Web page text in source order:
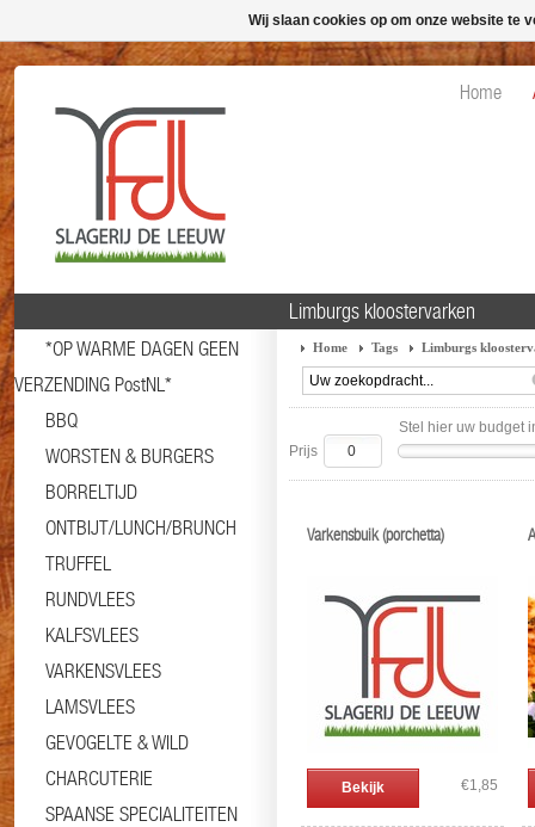
Home
*OP WARME DAGEN GEEN
VERZENDING PostNL*
BBQ
WORSTEN & BURGERS
BORRELTIJD
ONTBIJT/LUNCH/BRUNCH
TRUFFEL
RUNDVLEES
KALFSVLEES
VARKENSVLEES
LAMSVLEES
GEVOGELTE & WILD
CHARCUTERIE
SPAANSE SPECIALITEITEN
Limburgs kloostervarken
Home Tags Limburgs
Stel hier uw budget
Prijs
Varkensbuik (porchetta)
Bekijk €1,85
Wij slaan cookies op om onze website te